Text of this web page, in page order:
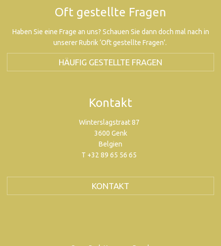
Oft gestellte Fragen
Haben Sie eine Frage an uns? Schauen Sie dann doch mal nach in
unserer Rubrik ‘Oft gestellte Fragen’.
HÄUFIG GESTELLTE FRAGEN
Kontakt
Winterslagstraat 87
3600 Genk
Belgien
T +32 89 65 56 65
KONTAKT